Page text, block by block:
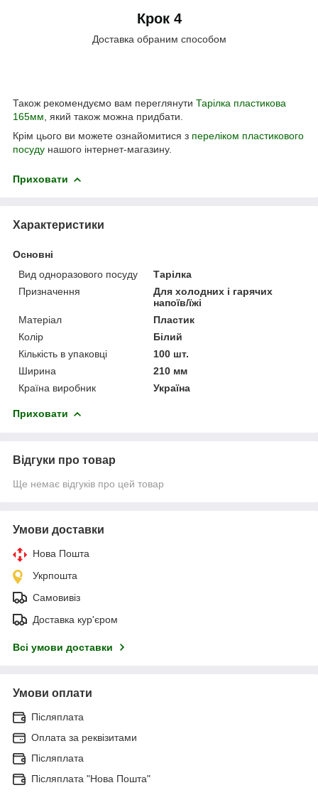
Крок 4
Доставка обраним способом
Також рекомендуємо вам переглянути Тарілка пластикова
165мм , який також можна придбати.
Крім цього ви можете ознайомитися з переліком пластикового
посуду нашого інтернет-магазину.
Приховати
Характеристики
Основні
Вид одноразового посуду
Тарілка
Призначення
Для холодних і гарячих
напоїв/їжі
Матеріал
Пластик
Колір
Білий
Кількість в упаковці
100 шт.
Ширина
210 мм
Країна виробник
Україна
Приховати
Відгуки про товар
Ще немає відгуків про цей товар
Умови доставки
Нова Пошта
Укрпошта
Самовивіз
Доставка кур'єром
Всі умови доставки
Умови оплати
Післяплата
Оплата за реквізитами
Післяплата
Післяплата "Нова Пошта"